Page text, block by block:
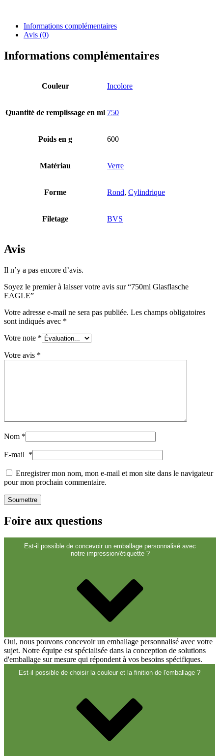
Boîtes(73)
Pulvérisateur fin(8)
Bouteilles
Bidon(21)
Alimentation
Durable(301)
Pulvérisateur(18)
Fermetures(173)
Bouteilles de vin et de champagne
Informations complémentaires
Avis (0)
Informations complémentaires
Couleur Incolore
Quantité de remplissage en ml 750
Poids en g 600
Matériau Verre
Forme Rond, Cylindrique
Filetage BVS
Avis
Il n’y a pas encore d’avis.
Soyez le premier à laisser votre avis sur “750ml Glasflasche
EAGLE”
Votre adresse e-mail ne sera pas publiée. Les champs obligatoires
sont indiqués avec *
Votre note *
Votre avis *
Nom *
E-mail *
Enregistrer mon nom, mon e-mail et mon site dans le navigateur
pour mon prochain commentaire.
Foire aux questions
Est-il possible de concevoir un emballage personnalisé avec
notre impression/étiquette ?
Oui, nous pouvons concevoir un emballage personnalisé avec votre
sujet. Notre équipe est spécialisée dans la conception de solutions
d'emballage sur mesure qui répondent à vos besoins spécifiques.
Est-il possible de choisir la couleur et la finition de l'emballage ?